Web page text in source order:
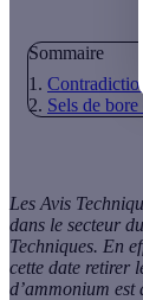
Sommaire
Sels de
Les Avis
dans le secteur
Techniques. En
cette date retirer
d’ammonium est